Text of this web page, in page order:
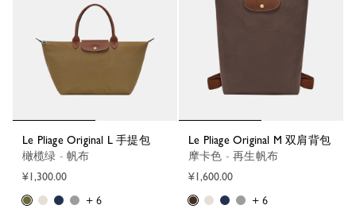
Le Pliage Original L 手提包
橄榄绿 - 帆布
¥1,300.00
+ 6
Le Pliage Original M 双肩背包
摩卡色 - 再生帆布
¥1,600.00
+ 6